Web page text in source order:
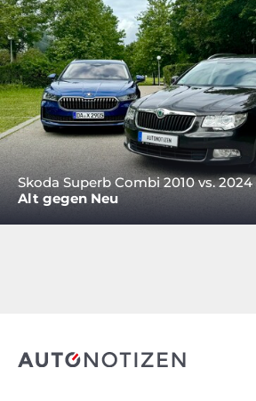
Skoda Superb Combi 2010 vs. 2024
Alt gegen Neu